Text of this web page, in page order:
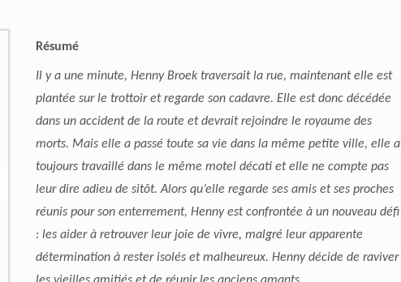
Résumé
Il y a une minute, Henny Broek traversait la rue, maintenant elle est
plantée sur le trottoir et regarde son cadavre. Elle est donc décédée
dans un accident de la route et devrait rejoindre le royaume des
morts. Mais elle a passé toute sa vie dans la même petite ville, elle a
toujours travaillé dans le même motel décati et elle ne compte pas
leur dire adieu de sitôt. Alors qu’elle regarde ses amis et ses proches
réunis pour son enterrement, Henny est confrontée à un nouveau défi
: les aider à retrouver leur joie de vivre, malgré leur apparente
détermination à rester isolés et malheureux. Henny décide de raviver